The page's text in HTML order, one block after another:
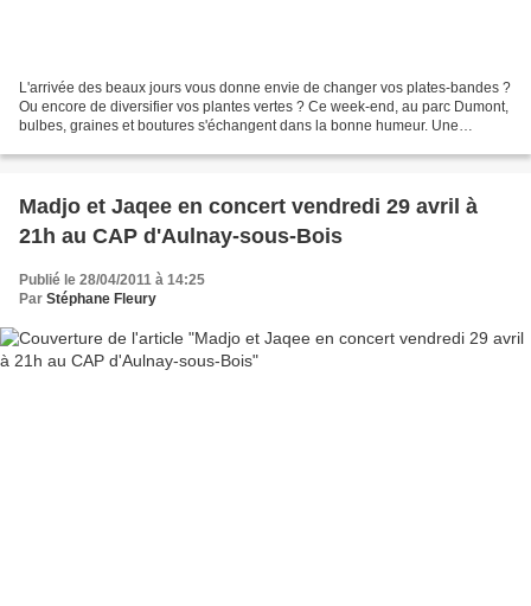
L'arrivée des beaux jours vous donne envie de changer vos plates-bandes ?
Ou encore de diversifier vos plantes vertes ? Ce week-end, au parc Dumont,
bulbes, graines et boutures s'échangent dans la bonne humeur. Une
Madjo et Jaqee en concert vendredi 29 avril à
21h au CAP d'Aulnay-sous-Bois
Publié le 28/04/2011 à 14:25
Par Stéphane Fleury